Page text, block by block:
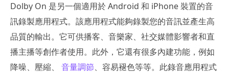
Dolby On 是另一個適用於 Android 和 iPhone 裝置的音
訊錄製應用程式。該應用程式能夠錄製您的音訊並產生高
品質的輸出。它可供播客、音樂家、社交媒體影響者和直
播主播等創作者使用。此外，它還有很多內建功能，例如
降噪、壓縮、 音量調節、容易褪色等等。此錄音應用程式